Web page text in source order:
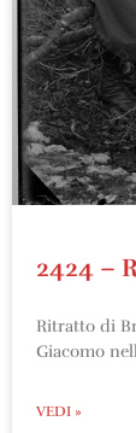
2424 –
Ritratto di
Giacomo
VEDI »